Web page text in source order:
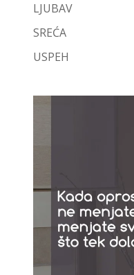
LJUBAV
SREĆA
USPEH